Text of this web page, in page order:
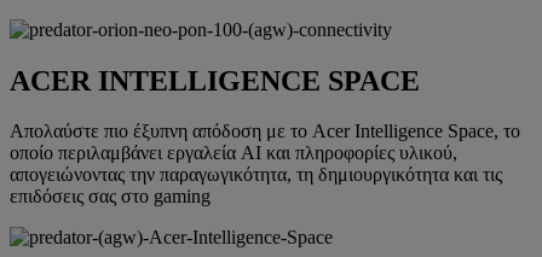
ACER INTELLIGENCE SPACE
Απολαύστε πιο έξυπνη απόδοση με το Acer Intelligence Space, το
οποίο περιλαμβάνει εργαλεία AI και πληροφορίες υλικού,
απογειώνοντας την παραγωγικότητα, τη δημιουργικότητα και τις
επιδόσεις σας στο gaming